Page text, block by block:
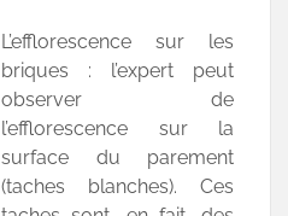
L’efflorescence sur les
briques : l’expert peut
observer de
l’efflorescence sur la
surface du parement
(taches blanches). Ces